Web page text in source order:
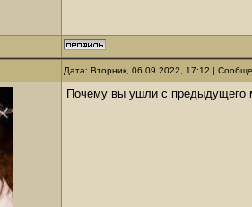
Дата: Вторник, 06.09.2022, 17:12 |
Почему вы ушли с предыдущего